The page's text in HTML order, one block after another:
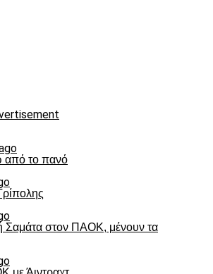
από το πανό
Σαμάτα στον ΠΑΟΚ, μένουν τα